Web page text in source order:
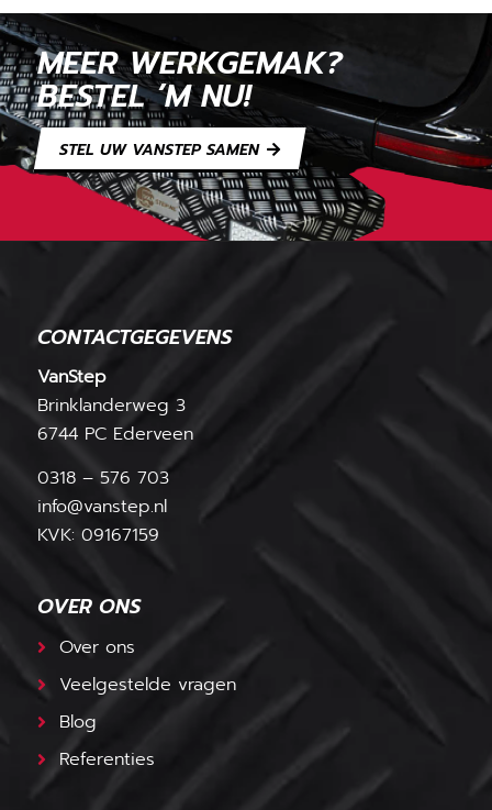
MEER WERKGEMAK?
BESTEL ’M NU!
STEL UW VANSTEP SAMEN
CONTACTGEGEVENS
VanStep
Brinklanderweg 3
6744 PC Ederveen
0318 – 576 703
info@vanstep.nl
KVK: 09167159
OVER ONS
Over ons
Veelgestelde vragen
Blog
Referenties